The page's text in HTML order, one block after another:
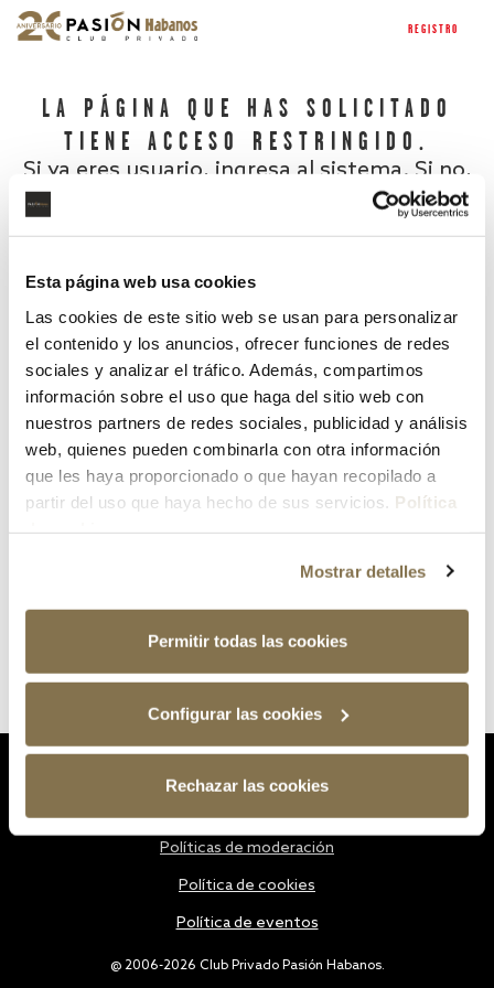
Esta página web usa cookies
Las cookies de este sitio web se usan para personalizar
el contenido y los anuncios, ofrecer funciones de redes
sociales y analizar el tráfico. Además, compartimos
información sobre el uso que haga del sitio web con
nuestros partners de redes sociales, publicidad y análisis
web, quienes pueden combinarla con otra información
que les haya proporcionado o que hayan recopilado a
partir del uso que haya hecho de sus servicios. Política
Mostrar detalles
Permitir todas las cookies
Configurar las cookies
Rechazar las cookies
REGISTRO
LA PÁGINA QUE HAS SOLICITADO
TIENE ACCESO RESTRINGIDO.
Si ya eres usuario, ingresa al sistema. Si no,
¿Has olvidado tu contraseña?
@ 2006-2026 Club Privado Pasión Habanos.
Políticas de moderación
Política de cookies
Política de eventos